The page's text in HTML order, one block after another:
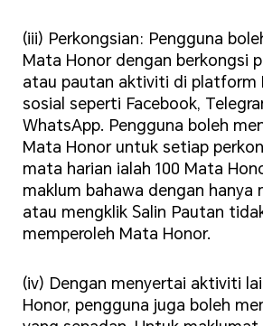
(iii) Perkongsian: Pengguna
Mata Honor dengan berkongsi
atau pautan aktiviti di platform
sosial seperti Facebook,
WhatsApp. Pengguna boleh
Mata Honor untuk setiap
mata harian ialah 100 Mata
maklum bahawa dengan hanya
atau mengklik Salin Pautan
memperoleh Mata Honor.
(iv) Dengan menyertai aktiviti
Honor, pengguna juga boleh